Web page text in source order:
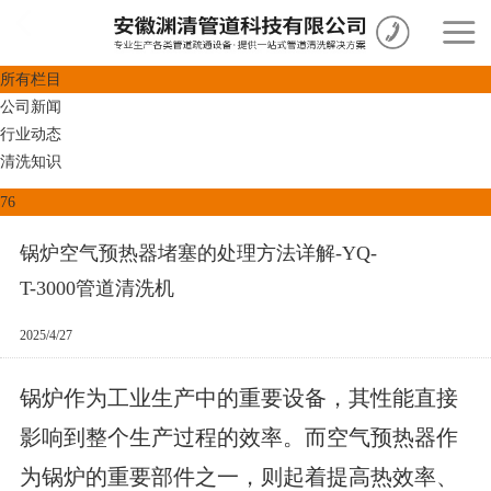
所有栏目
公司新闻
行业动态
清洗知识
76
锅炉空气预热器堵塞的处理方法详解-YQ-
T-3000管道清洗机
2025/4/27
锅炉作为工业生产中的重要设备，其性能直接
影响到整个生产过程的效率。而空气预热器作
为锅炉的重要部件之一，则起着提高热效率、